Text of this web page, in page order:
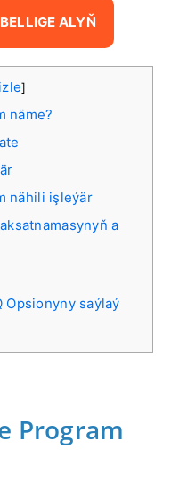
ALYŇ
]
näme?
nähili işleýär
a
Opsionyny saýlaý
Program